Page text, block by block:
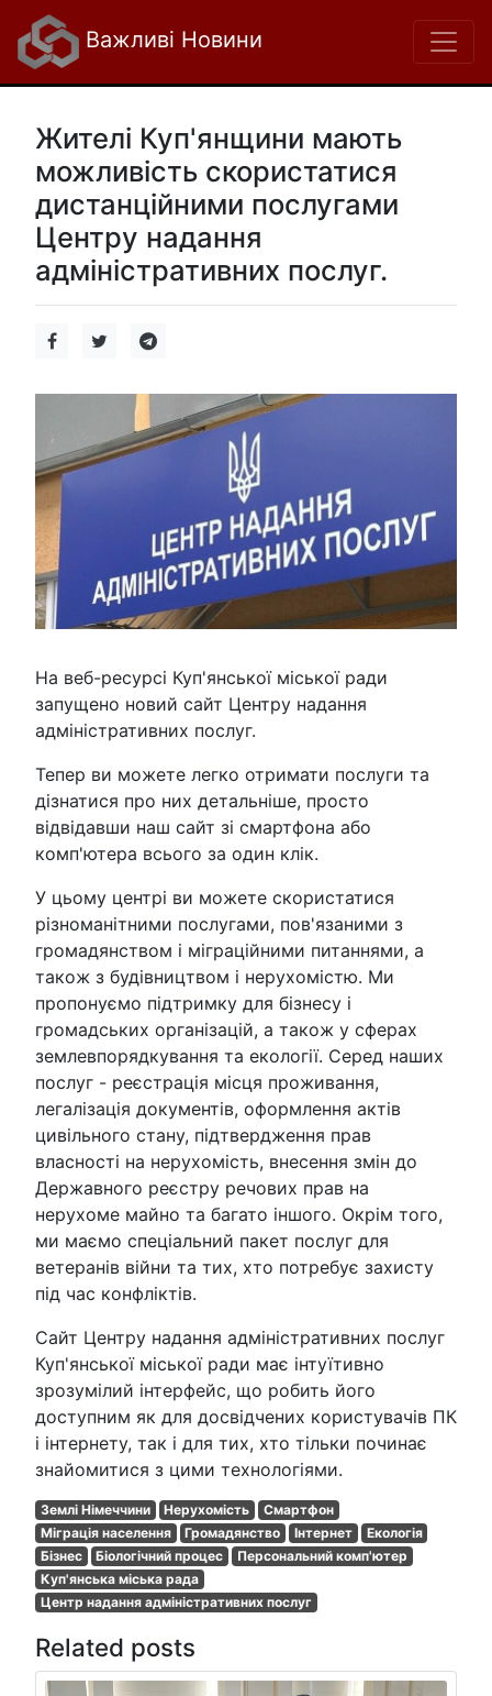
Важливі Новини
Жителі Куп'янщини мають
можливість скористатися
дистанційними послугами
Центру надання
адміністративних послуг.
На веб-ресурсі Куп'янської міської ради
запущено новий сайт Центру надання
адміністративних послуг.
Тепер ви можете легко отримати послуги та
дізнатися про них детальніше, просто
відвідавши наш сайт зі смартфона або
комп'ютера всього за один клік.
У цьому центрі ви можете скористатися
різноманітними послугами, пов'язаними з
громадянством і міграційними питаннями, а
також з будівництвом і нерухомістю. Ми
пропонуємо підтримку для бізнесу і
громадських організацій, а також у сферах
землевпорядкування та екології. Серед наших
послуг - реєстрація місця проживання,
легалізація документів, оформлення актів
цивільного стану, підтвердження прав
власності на нерухомість, внесення змін до
Державного реєстру речових прав на
нерухоме майно та багато іншого. Окрім того,
ми маємо спеціальний пакет послуг для
ветеранів війни та тих, хто потребує захисту
під час конфліктів.
Сайт Центру надання адміністративних послуг
Куп'янської міської ради має інтуїтивно
зрозумілий інтерфейс, що робить його
доступним як для досвідчених користувачів ПК
і інтернету, так і для тих, хто тільки починає
знайомитися з цими технологіями.
Землі Німеччини Нерухомість
Смартфон
Міграція населення
Громадянство Інтернет
Екологія
Бізнес
Біологічний процес
Персональний комп'ютер
Куп'янська міська рада
Центр надання адміністративних послуг
Related posts